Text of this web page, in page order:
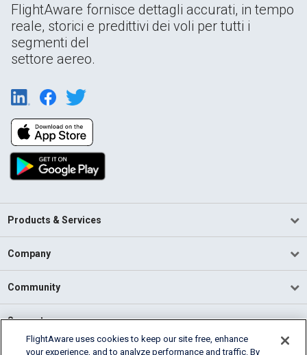
FlightAware fornisce dettagli accurati, in tempo
reale, storici e predittivi dei voli per tutti i
segmenti del
settore aereo.
Products & Services
Company
Community
Support
FlightAware uses cookies to keep our site free, enhance
your experience, and to analyze performance and traffic. By